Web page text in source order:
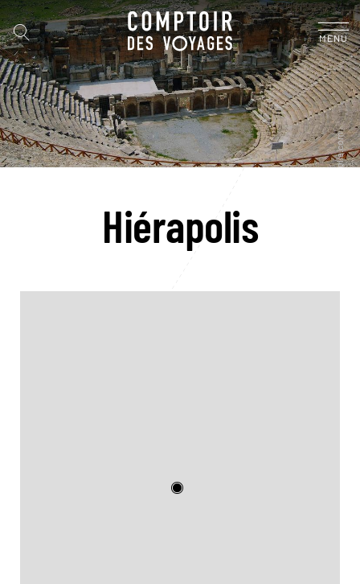
MENU
Hiérapolis